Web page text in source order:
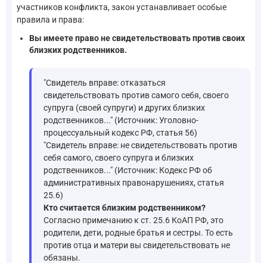
участников конфликта, закон устанавливает особые
правила и права:
Вы имеете право не свидетельствовать против своих
близких родственников.
"Свидетель вправе: отказаться
свидетельствовать против самого себя, своего
супруга (своей супруги) и других близких
родственников..." (Источник: Уголовно-
процессуальный кодекс РФ, статья 56)
"Свидетель вправе: не свидетельствовать против
себя самого, своего супруга и близких
родственников..." (Источник: Кодекс РФ об
административных правонарушениях, статья
25.6)
Кто считается близким родственником?
Согласно примечанию к ст. 25.6 КоАП РФ, это
родители, дети, родные братья и сестры. То есть
против отца и матери вы свидетельствовать не
обязаны.